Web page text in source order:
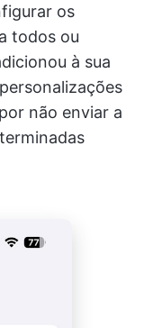
os
todos ou
à sua
não enviar a